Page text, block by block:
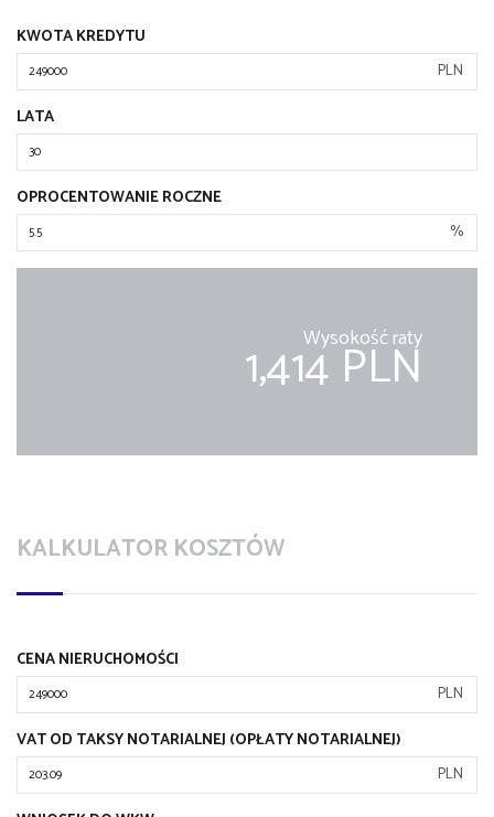
KWOTA KREDYTU
PLN
LATA
OPROCENTOWANIE ROCZNE
%
Wysokość raty
1,414 PLN
KALKULATOR KOSZTÓW
CENA NIERUCHOMOŚCI
PLN
VAT OD TAKSY NOTARIALNEJ (OPŁATY NOTARIALNEJ)
PLN